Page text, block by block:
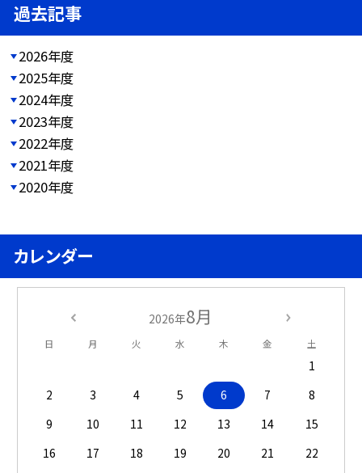
過去記事
2026年度
2025年度
2024年度
2023年度
2022年度
2021年度
2020年度
カレンダー
2026年8月
日 月 火 水 木 金 土
1
2
3 4 5 6 7
8
9
10 11 12 13 14
15
16
17 18 19 20 21
22